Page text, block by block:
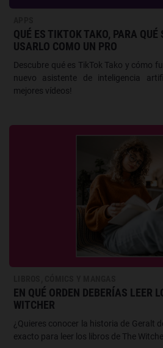
QUÉ ES TIKTOK TAKO, PARA QUÉ
USARLO COMO UN PRO
Descubre qué es TikTok Tako y cómo
nuevo asistente de inteligencia
mejores vídeos!
EN QUÉ ORDEN DEBERÍAS LEER
WITCHER
¿Quieres conocer la historia de Geralt
exacto para leer los libros de The